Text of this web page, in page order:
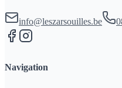
info@leszarsouilles.be
Navigation